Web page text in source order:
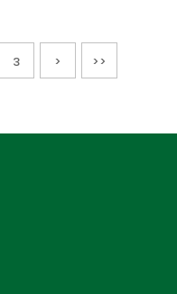
3 > >>